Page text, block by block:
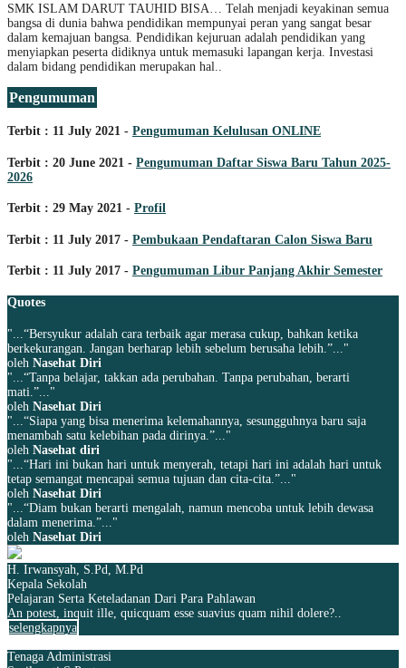
SMK ISLAM DARUT TAUHID BISA… Telah menjadi keyakinan semua
bangsa di dunia bahwa pendidikan mempunyai peran yang sangat besar
dalam kemajuan bangsa. Pendidikan kejuruan adalah pendidikan yang
menyiapkan peserta didiknya untuk memasuki lapangan kerja. Investasi
dalam bidang pendidikan merupakan hal..
Pengumuman
Terbit : 11 July 2021 - Pengumuman Kelulusan ONLINE
Terbit : 20 June 2021 - Pengumuman Daftar Siswa Baru Tahun 2025-
2026
Terbit : 29 May 2021 - Profil
Terbit : 11 July 2017 - Pembukaan Pendaftaran Calon Siswa Baru
Terbit : 11 July 2017 - Pengumuman Libur Panjang Akhir Semester
Quotes
"...“Bersyukur adalah cara terbaik agar merasa cukup, bahkan ketika
berkekurangan. Jangan berharap lebih sebelum berusaha lebih.”..."
oleh Nasehat Diri
"...“Tanpa belajar, takkan ada perubahan. Tanpa perubahan, berarti
mati.”..."
oleh Nasehat Diri
"...“Siapa yang bisa menerima kelemahannya, sesungguhnya baru saja
menambah satu kelebihan pada dirinya.”..."
oleh Nasehat diri
"...“Hari ini bukan hari untuk menyerah, tetapi hari ini adalah hari untuk
tetap semangat mencapai semua tujuan dan cita-cita.”..."
oleh Nasehat Diri
"...“Diam bukan berarti mengalah, namun mencoba untuk lebih dewasa
dalam menerima.”..."
oleh Nasehat Diri
H. Irwansyah, S.Pd, M.Pd
Kepala Sekolah
Pelajaran Serta Keteladanan Dari Para Pahlawan
An potest, inquit ille, quicquam esse suavius quam nihil dolere?..
selengkapnya
Tenaga Administrasi